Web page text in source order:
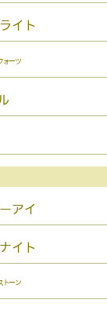
イト
ォーツ
アイ
イト
トーン